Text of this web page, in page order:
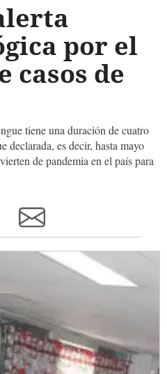
por el
casos de
tiene una duración de cuatro
declarada, es decir, hasta mayo
de pandemia en el país para